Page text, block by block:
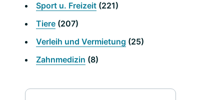
Sport u. Freizeit (221)
Tiere (207)
Verleih und Vermietung (25)
Zahnmedizin (8)